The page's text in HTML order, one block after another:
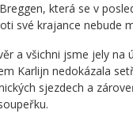
která se v
své krajance nebude
a všichni jsme jely na
Karlijn nedokázala
sjezdech a